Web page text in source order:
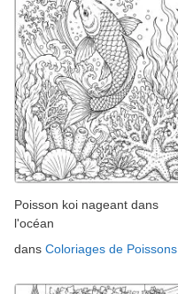
Poisson koi nageant dans
l'océan
dans Coloriages de Poissons